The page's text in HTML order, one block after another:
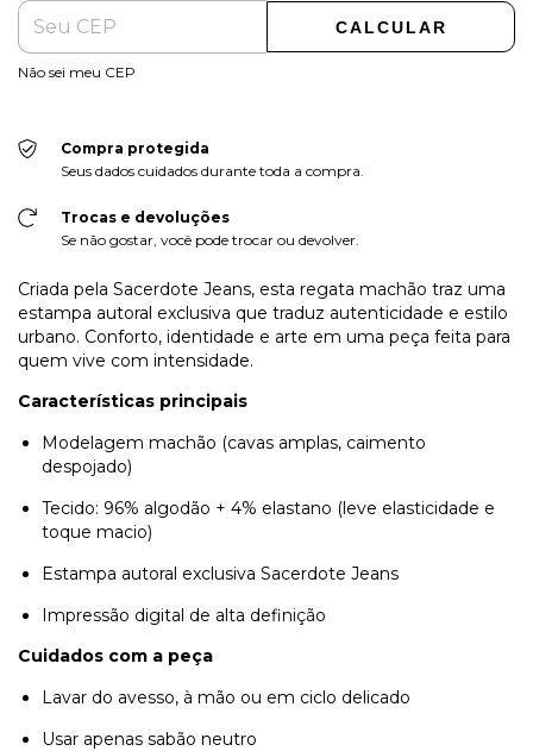
CALCULAR
Não sei meu CEP
Compra protegida
Seus dados cuidados durante toda a compra.
Trocas e devoluções
Se não gostar, você pode trocar ou devolver.
Criada pela Sacerdote Jeans, esta regata machão traz uma
estampa autoral exclusiva que traduz autenticidade e estilo
urbano. Conforto, identidade e arte em uma peça feita para
quem vive com intensidade.
Características principais
Modelagem machão (cavas amplas, caimento
despojado)
Tecido: 96% algodão + 4% elastano (leve elasticidade e
toque macio)
Estampa autoral exclusiva Sacerdote Jeans
Impressão digital de alta definição
Cuidados com a peça
Lavar do avesso, à mão ou em ciclo delicado
Usar apenas sabão neutro